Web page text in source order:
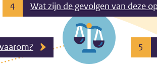
4 Wat zijn de gevolgen van deze
5